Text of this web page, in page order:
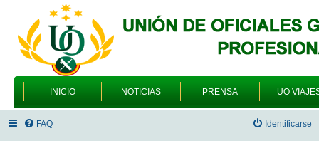
INICIO NOTICIAS PRENSA UO
FAQ Identificarse